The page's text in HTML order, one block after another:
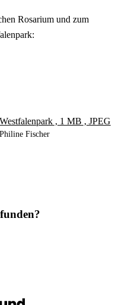
Rosarium und zum
, 1 MB , JPEG
Fischer